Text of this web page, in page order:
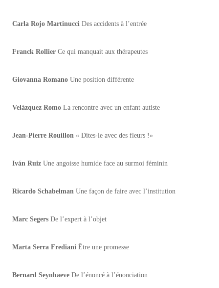
Carla Rojo Martinucci Des accidents à l’entrée
Franck Rollier Ce qui manquait aux thérapeutes
Giovanna Romano Une position différente
Velázquez Romo La rencontre avec un enfant autiste
Jean-Pierre Rouillon « Dites-le avec des fleurs !»
Iván Ruiz Une angoisse humide face au surmoi féminin
Ricardo Schabelman Une façon de faire avec l’institution
Marc Segers De l’expert à l’objet
Marta Serra Frediani Être une promesse
Bernard Seynhaeve De l’énoncé à l’énonciation